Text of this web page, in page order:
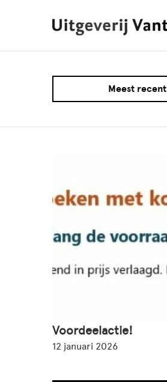
Meest recent
Voordeelactie!
12 januari 2026